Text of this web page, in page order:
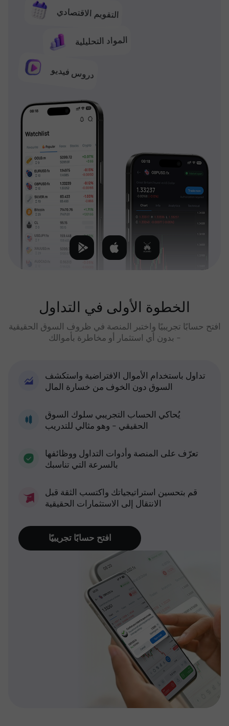
التقويم الاقتصادي
المواد التحليلية
دروس فيديو
الخطوة الأولى في التداول
افتح حسابًا تجريبيًا واختبر المنصة في ظروف السوق الحقيقية
- بدون أي استثمار أو مخاطرة بأموالك
تداول باستخدام الأموال الافتراضية واستكشف
السوق دون الخوف من خسارة المال
يُحاكي الحساب التجريبي سلوك السوق
الحقيقي - وهو مثالي للتدريب
تعرّف على المنصة وأدوات التداول ووظائفها
بالسرعة التي تناسبك
قم بتحسين استراتيجياتك واكتسب الثقة قبل
الانتقال إلى الاستثمارات الحقيقية
افتح حسابًا تجريبيًا